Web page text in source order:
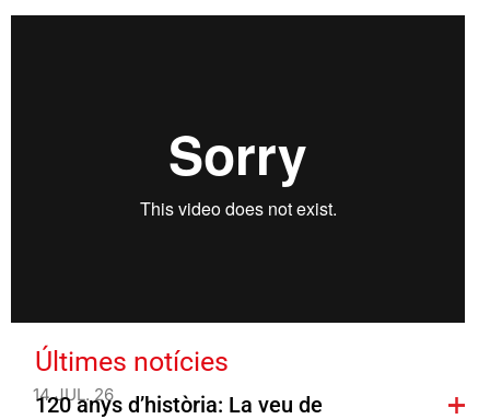
Últimes notícies
14 JUL. 26
120 anys d’història: La veu de